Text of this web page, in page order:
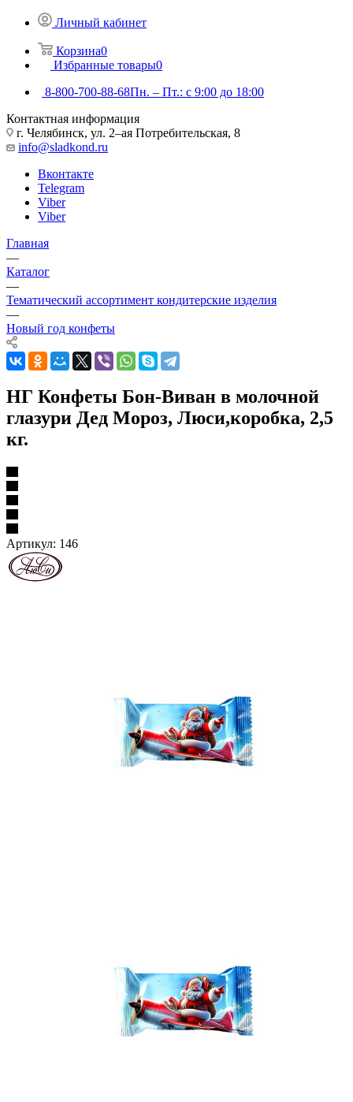
Личный кабинет
Корзина0
Избранные товары0
8-800-700-88-68Пн. – Пт.: с 9:00 до 18:00
Контактная информация
г. Челябинск, ул. 2–ая Потребительская, 8
info@sladkond.ru
Вконтакте
Telegram
Viber
Viber
Главная
—
Каталог
—
Тематический ассортимент кондитерские изделия
—
Новый год конфеты
НГ Конфеты Бон-Виван в молочной
глазури Дед Мороз, Люси,коробка, 2,5
кг.
Артикул: 146